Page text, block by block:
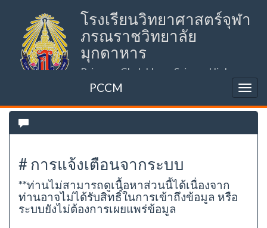
โรงเรียนวิทยาศาสตร์จุฬา
ภรณราชวิทยาลัย
มุกดาหาร
Princess Chulabhorn Science High
School Mukdahan (PCSHSM)
PCCM
# การแจ้งเตือนจากระบบ
**ท่านไม่สามารถดูเนื้อหาส่วนนี้ได้เนื่องจาก
ท่านอาจไม่ได้รับสิทธิ์ในการเข้าถึงข้อมูล หรือ
ระบบยังไม่ต้องการเผยแพร่ข้อมูล